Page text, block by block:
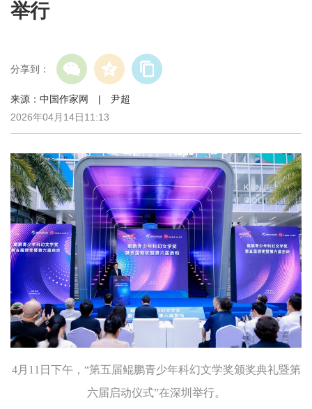
举行
分享到：
来源：中国作家网 | 尹超
2026年04月14日11:13
4月11日下午，“第五届鲲鹏青少年科幻文学奖颁奖典礼暨第
六届启动仪式”在深圳举行。